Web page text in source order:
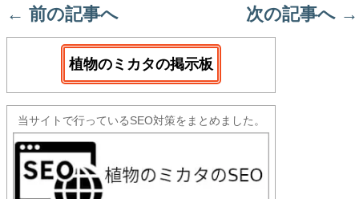
← 前の記事へ 次の記事へ →
植物のミカタの掲示板
当サイトで行っているSEO対策をまとめました。